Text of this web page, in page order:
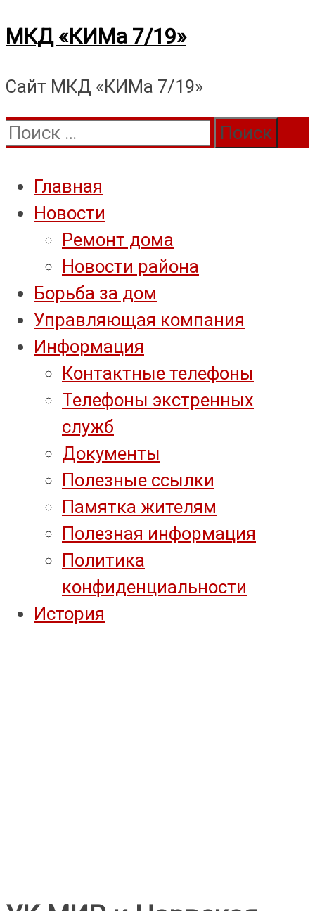
Перейти
содержимому
МКД «КИМа 7/19»
Сайт МКД «КИМа 7/19»
Поиск:
Главная
Новости
Ремонт дома
Новости района
Борьба за дом
Управляющая компания
Информация
Контактные телефоны
Телефоны экстренных
служб
Документы
Полезные ссылки
Памятка жителям
Полезная информация
Политика
конфиденциальности
История